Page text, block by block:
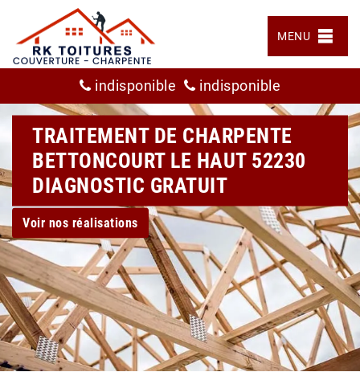
MENU
indisponible indisponible
TRAITEMENT DE CHARPENTE
BETTONCOURT LE HAUT 52230
DIAGNOSTIC GRATUIT
Voir nos réalisations